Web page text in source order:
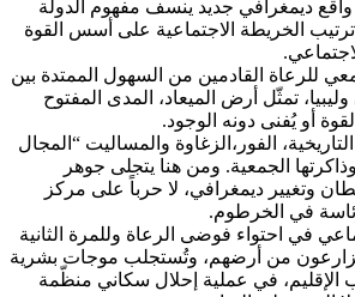
واقع ديمغرافي جديد ينسف مفهوم الدولة
ترتيب الخريطة الاجتماعية على أسس القوة
للرعاة القادمين من السهول الممتدة بين
تمثّل أرض الميعاد، المدى المفتوح
أو يُفنى دونه الوجود.
الفور،الزغاوة والمساليت “المجال
وذاكرتها الجمعية. ومن هنا يتجلى جوهر
وتغيير ديمغرافي، لا حرباً على مركز
في الخرطوم.
في احتواء فوضى الرعاة وللمرة الثانية
من أرضهم، وتُستجلب موجات بشرية
الإقليم، في عملية إحلال سكاني منظّمة